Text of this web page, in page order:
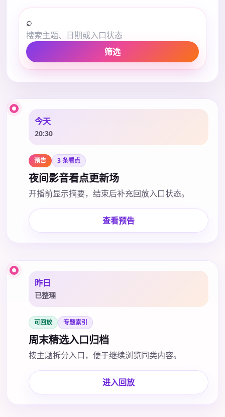
⌕
筛选
今天
20:30
预告 3 条看点
夜间影音看点更新场
开播前显示摘要，结束后补充回放入口状态。
查看预告
昨日
已整理
可回放 专题索引
周末精选入口归档
按主题拆分入口，便于继续浏览同类内容。
进入回放